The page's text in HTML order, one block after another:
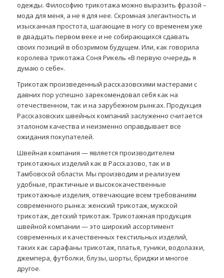
одежды. Философию трикотажа можно выразить фразой –
мода для меня, а не я для нее. Скромная элегантность и
изысканная простота, шагающие в ногу со временем уже
в двадцать первом веке и не собирающихся сдавать
своих позиций в обозримом будущем. Или, как говорила
королева трикотажа Соня Рикель «В первую очередь я
думаю о себе».
Трикотаж произведенный рассказовскими мастерами с
давних пор успешно зарекомендовал себя как на
отечественном, так и на зарубежном рынках. Продукция
Рассказовских швейных компаний заслуженно считается
эталоном качества и неизменно оправдывает все
ожидания покупателей.
Швейная компания — является производителем
трикотажных изделий как в Рассказово, так и в
Тамбовской области. Мы производим и реализуем
удобные, практичные и высококачественные
трикотажные изделия, отвечающие всем требованиям
современного рынка: женский трикотаж, мужской
трикотаж, детский трикотаж. Трикотажная продукция
швейной компании — это широкий ассортимент
современных и качественных текстильных изделий,
таких как сарафаны трикотаж, платья, туники, водолазки,
джемпера, футболки, блузы, шорты, бриджи и многое
другое.